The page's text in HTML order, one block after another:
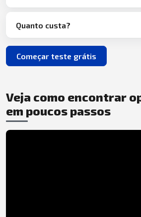
Quanto custa?
Começar teste grátis
Veja como encontrar
em poucos passos